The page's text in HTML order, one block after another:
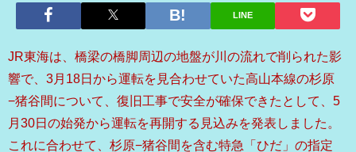
LINE
JR東海は、橋梁の橋脚周辺の地盤が川の流れで削られた影
響で、3月18日から運転を見合わせていた高山本線の杉原
−猪谷間について、復旧工事で安全が確保できたとして、5
月30日の始発から運転を再開する見込みを発表しました。
これに合わせて、杉原−猪谷間を含む特急「ひだ」の指定